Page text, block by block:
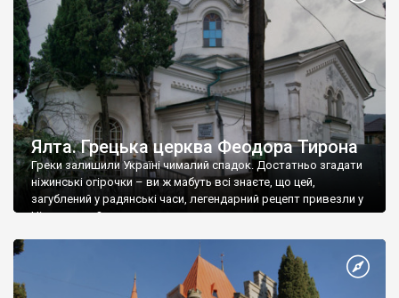
Ялта. Грецька церква Феодора Тирона
Греки залишили Україні чималий спадок. Достатньо згадати
ніжинські огірочки – ви ж мабуть всі знаєте, що цей,
загублений у радянські часи, легендарний рецепт привезли у
Ніжин греки?